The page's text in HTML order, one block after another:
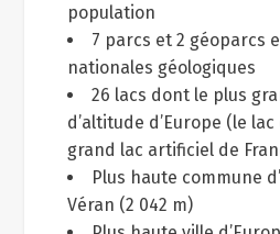
population
7 parcs et 2 géoparcs
nationales géologiques
26 lacs dont le plus
d’altitude d’Europe (le lac
grand lac artificiel de
Plus haute commune
Véran (2 042 m)